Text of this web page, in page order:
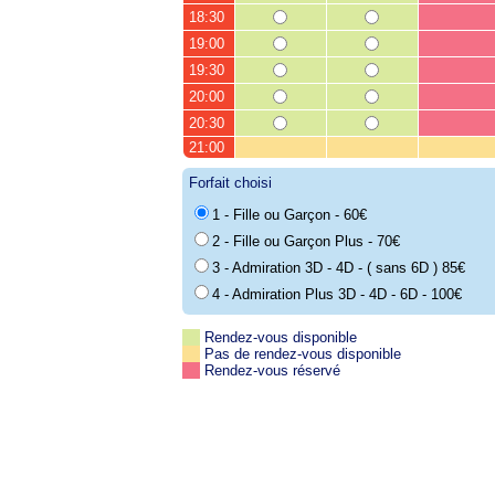
18:30
19:00
19:30
20:00
20:30
21:00
Forfait choisi
1 - Fille ou Garçon - 60€
2 - Fille ou Garçon Plus - 70€
3 - Admiration 3D - 4D - ( sans 6D ) 85€
4 - Admiration Plus 3D - 4D - 6D - 100€
Rendez-vous disponible
Pas de rendez-vous disponible
Rendez-vous réservé